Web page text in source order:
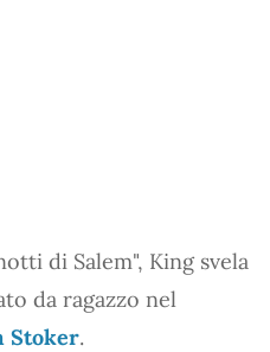
di Salem", King svela
da ragazzo nel
Stoker.